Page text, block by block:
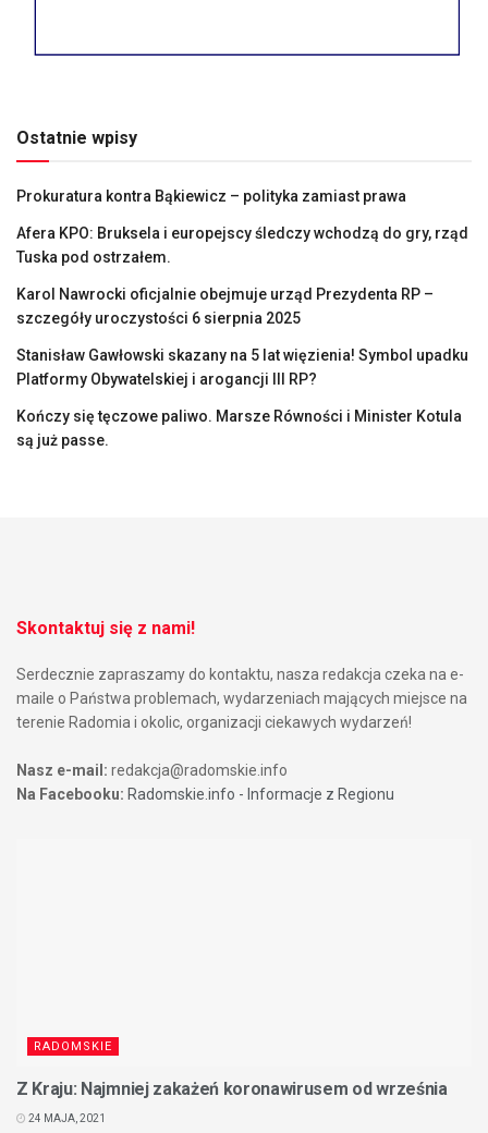
Ostatnie wpisy
Prokuratura kontra Bąkiewicz – polityka zamiast prawa
Afera KPO: Bruksela i europejscy śledczy wchodzą do gry, rząd
Tuska pod ostrzałem.
Karol Nawrocki oficjalnie obejmuje urząd Prezydenta RP –
szczegóły uroczystości 6 sierpnia 2025
Stanisław Gawłowski skazany na 5 lat więzienia! Symbol upadku
Platformy Obywatelskiej i arogancji III RP?
Kończy się tęczowe paliwo. Marsze Równości i Minister Kotula
są już passe.
Skontaktuj się z nami!
Serdecznie zapraszamy do kontaktu, nasza redakcja czeka na e-
maile o Państwa problemach, wydarzeniach mających miejsce na
terenie Radomia i okolic, organizacji ciekawych wydarzeń!
Nasz e-mail: redakcja@radomskie.info
Na Facebooku: Radomskie.info - Informacje z Regionu
RADOMSKIE
Z Kraju: Najmniej zakażeń koronawirusem od września
24 MAJA, 2021